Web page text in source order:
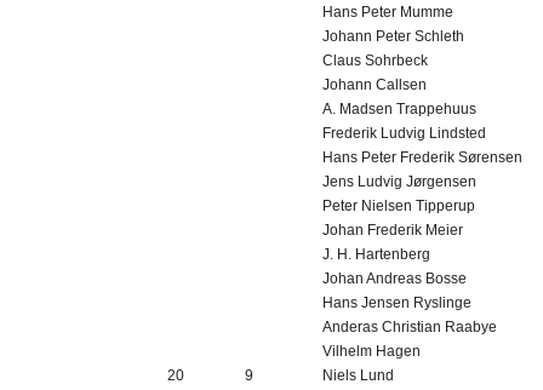
Hans Peter Mumme
Johann Peter Schleth
Claus Sohrbeck
Johann Callsen
A. Madsen Trappehuus
Frederik Ludvig Lindsted
Hans Peter Frederik Sørensen
Jens Ludvig Jørgensen
Peter Nielsen Tipperup
Johan Frederik Meier
J. H. Hartenberg
Johan Andreas Bosse
Hans Jensen Ryslinge
Anderas Christian Raabye
Vilhelm Hagen
20
9
Niels Lund